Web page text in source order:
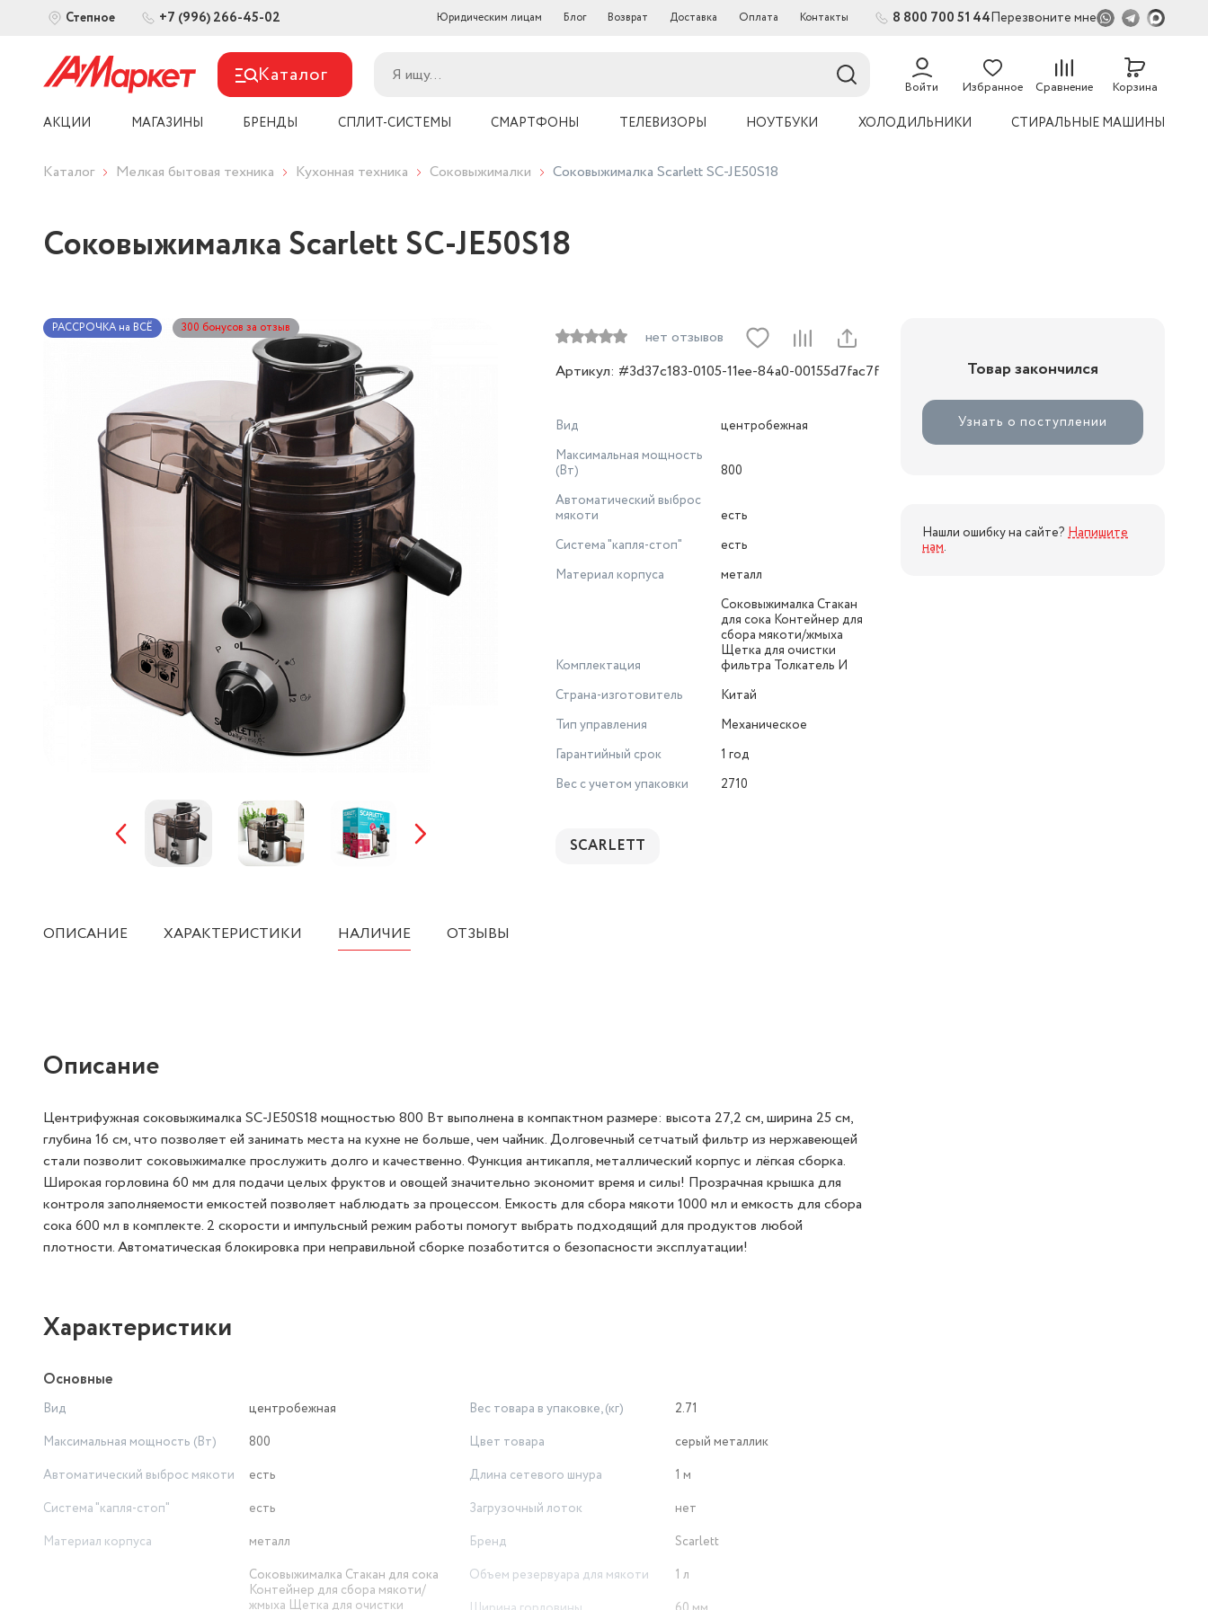
Степное +7 (996) 266-45-02 Юридическим лицам Блог Возврат Доставка Оплата Контакты 8 800 700 51 44Перезвоните мне
Каталог Войти Избранное Сравнение
54
Корзина
АКЦИИ МАГАЗИНЫ БРЕНДЫ СПЛИТ-СИСТЕМЫ СМАРТФОНЫ ТЕЛЕВИЗОРЫ НОУТБУКИ ХОЛОДИЛЬНИКИ СТИРАЛЬНЫЕ МАШИНЫ
Каталог Мелкая бытовая техника Кухонная техника Соковыжималки Соковыжималка Scarlett SC-JE50S18
Соковыжималка Scarlett SC-JE50S18
РАССРОЧКА на ВСЁ 300 бонусов за отзыв
нет отзывов
Артикул: #3d37c183-0105-11ee-84a0-00155d7fac7f
Вид
центробежная
Максимальная мощность
(Вт)
800
Автоматический выброс
мякоти
есть
Система "капля-стоп"
есть
Материал корпуса
металл
Комплектация
Соковыжималка Стакан
для сока Контейнер для
сбора мякоти/жмыха
Щетка для очистки
фильтра Толкатель И
Страна-изготовитель
Китай
Тип управления
Механическое
Гарантийный срок
1 год
Вес с учетом упаковки
2710
SCARLETT
Товар закончился
Узнать о поступлении
Нашли ошибку на сайте? Напишите
нам.
ОПИСАНИЕ ХАРАКТЕРИСТИКИ НАЛИЧИЕ ОТЗЫВЫ
Описание
Центрифужная соковыжималка SC-JE50S18 мощностью 800 Вт выполнена в компактном размере: высота 27,2 см, ширина 25 см,
глубина 16 см, что позволяет ей занимать места на кухне не больше, чем чайник. Долговечный сетчатый фильтр из нержавеющей
стали позволит соковыжималке прослужить долго и качественно. Функция антикапля, металлический корпус и лёгкая сборка.
Широкая горловина 60 мм для подачи целых фруктов и овощей значительно экономит время и силы! Прозрачная крышка для
контроля заполняемости емкостей позволяет наблюдать за процессом. Емкость для сбора мякоти 1000 мл и емкость для сбора
сока 600 мл в комплекте. 2 скорости и импульсный режим работы помогут выбрать подходящий для продуктов любой
плотности. Автоматическая блокировка при неправильной сборке позаботится о безопасности эксплуатации!
Характеристики
Основные
Вид
центробежная
Максимальная мощность (Вт)
800
Автоматический выброс мякоти
есть
Система "капля-стоп"
есть
Материал корпуса
металл
Соковыжималка Стакан для сока
Контейнер для сбора мякоти/
жмыха Щетка для очистки
Вес товара в упаковке, (кг)
2.71
Цвет товара
серый металлик
Длина сетевого шнура
1 м
Загрузочный лоток
нет
Бренд
Scarlett
Объем резервуара для мякоти
1 л